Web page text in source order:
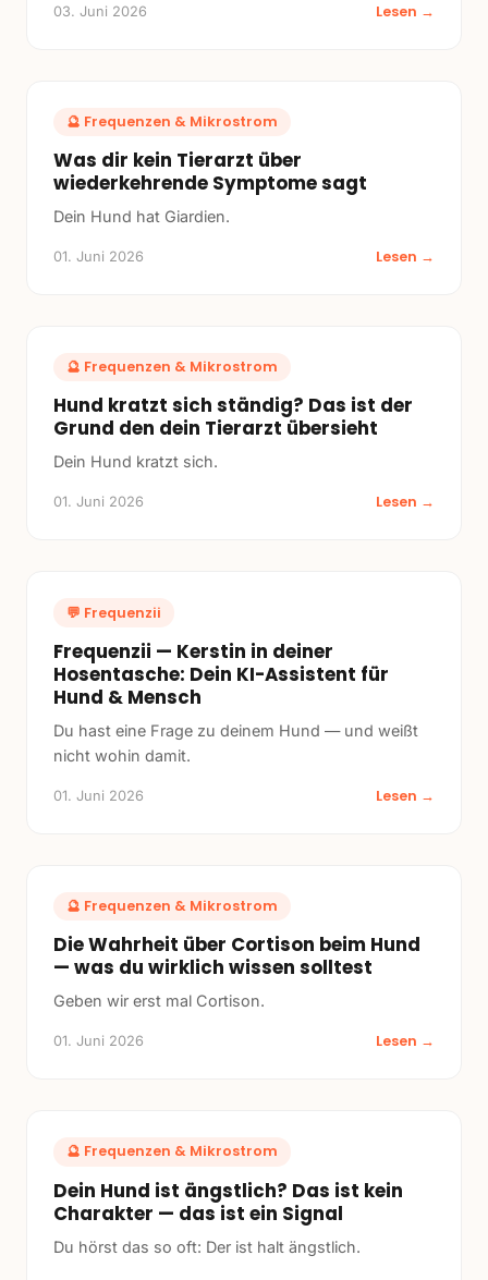
03. Juni 2026 Lesen →
🔮 Frequenzen & Mikrostrom
Was dir kein Tierarzt über
wiederkehrende Symptome sagt
Dein Hund hat Giardien.
01. Juni 2026 Lesen →
🔮 Frequenzen & Mikrostrom
Hund kratzt sich ständig? Das ist der
Grund den dein Tierarzt übersieht
Dein Hund kratzt sich.
01. Juni 2026 Lesen →
💬 Frequenzii
Frequenzii — Kerstin in deiner
Hosentasche: Dein KI-Assistent für
Hund & Mensch
Du hast eine Frage zu deinem Hund — und weißt
nicht wohin damit.
01. Juni 2026 Lesen →
🔮 Frequenzen & Mikrostrom
Die Wahrheit über Cortison beim Hund
— was du wirklich wissen solltest
Geben wir erst mal Cortison.
01. Juni 2026 Lesen →
🔮 Frequenzen & Mikrostrom
Dein Hund ist ängstlich? Das ist kein
Charakter — das ist ein Signal
Du hörst das so oft: Der ist halt ängstlich.